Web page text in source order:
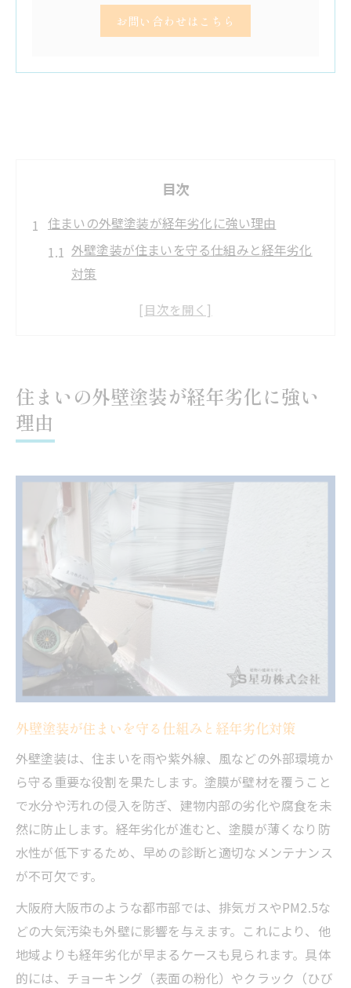
お問い合わせはこちら
目次
住まいの外壁塗装が経年劣化に強い理由
外壁塗装が住まいを守る仕組みと経年劣化
対策
経年劣化に強い外壁塗装の選び方のポイン
経年劣化に差が出る外壁塗装の工法とは
外壁塗装の寿命を延ばす大阪での実践法
ツ
外壁塗装の寿命を延ばす定期点検とメンテ
劣化を防ぐ外壁塗装の適切なメンテナンス
時期
外壁塗装の耐用年数を引き出す施工ポイン
ト
外壁塗装の寿命を延ばす塗料選びの注意点
経年劣化と外壁塗装の状態を見極めるコツ
経年劣化の症状を外壁塗装で見極めるポイ
ント
外壁塗装の劣化サインと早期発見の重要性
外壁塗装の状態診断で後悔しない判断基準
経年劣化の外壁に必要な塗装メンテナンス
放置しがちな外壁塗装の経年変化と対策
放置による外壁塗装の劣化症状と注意点
外壁塗装の経年変化に早めの対応が重要な
理由
住まいの外壁塗装が経年劣化に強い
理由
外壁塗装が住まいを守る仕組みと経年劣化対策
外壁塗装は、住まいを雨や紫外線、風などの外部環境か
ら守る重要な役割を果たします。塗膜が壁材を覆うこと
で水分や汚れの侵入を防ぎ、建物内部の劣化や腐食を未
然に防止します。経年劣化が進むと、塗膜が薄くなり防
水性が低下するため、早めの診断と適切なメンテナンス
が不可欠です。
大阪府大阪市のような都市部では、排気ガスやPM2.5な
どの大気汚染も外壁に影響を与えます。これにより、他
地域よりも経年劣化が早まるケースも見られます。具体
的には、チョーキング（表面の粉化）やクラック（ひび